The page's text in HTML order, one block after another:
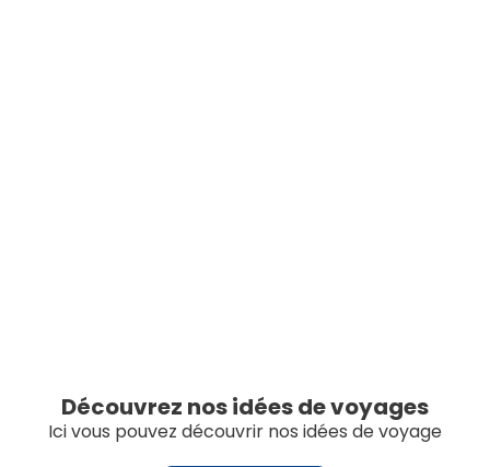
Découvrez nos idées de voyages
Ici vous pouvez découvrir nos idées de voyage